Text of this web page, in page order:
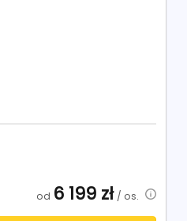
od 6 199 zł/ os.